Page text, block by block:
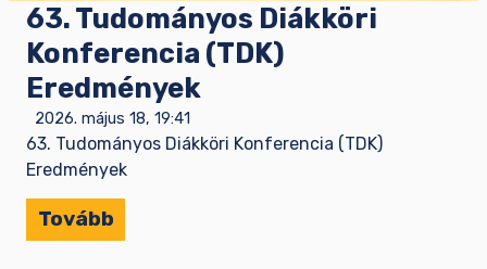
63. Tudományos Diákköri
Konferencia (TDK)
Eredmények
2026. május 18, 19:41
63. Tudományos Diákköri Konferencia (TDK)
Eredmények
Tovább